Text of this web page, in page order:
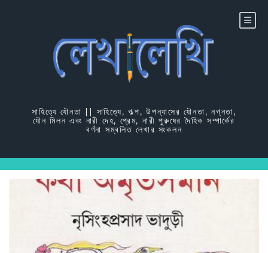
সাহিত্যে যৌনতা || সাহিত্যে, গল্প, উপন্যাসের যৌনতা, নগ্নতা,
যৌন মিলন এবং নারী দেহ, প্রেম, নারী পুরুষের দৈহিক সম্পার্কের
বর্ণনা সম্বলিত লেখার সংকলন